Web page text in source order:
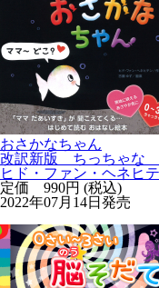
おさかなちゃん
改訳新版 ちっちゃな
ヒド・ファン・ヘネヒ
定価 990円 (税込)
2022年07月14日発売